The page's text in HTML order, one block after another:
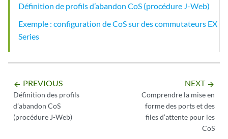
Définition de profils d’abandon CoS (procédure J-Web)
Exemple : configuration de CoS sur des commutateurs EX
Series
arrow_backward PREVIOUS
Définition des profils
d’abandon CoS
(procédure J-Web)
NEXT arrow_forward
Comprendre la mise en
forme des ports et des
files d’attente pour les
CoS